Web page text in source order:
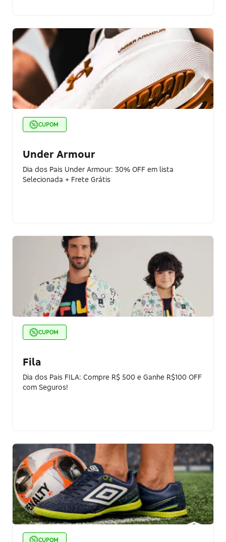
CUPOM
Under Armour
Dia dos Pais Under Armour: 30% OFF em lista
Selecionada + Frete Grátis
CUPOM
Fila
Dia dos Pais FILA: Compre R$ 500 e Ganhe R$100 OFF
com Seguros!
CUPOM